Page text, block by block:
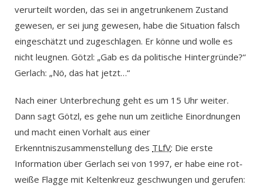
verurteilt worden, das sei in angetrunkenem Zustand
gewesen, er sei jung gewesen, habe die Situation falsch
eingeschätzt und zugeschlagen. Er könne und wolle es
nicht leugnen. Götzl: „Gab es da politische Hintergründe?“
Gerlach: „Nö, das hat jetzt…“
Nach einer Unterbrechung geht es um 15 Uhr weiter.
Dann sagt Götzl, es gehe nun um zeitliche Einordnungen
und macht einen Vorhalt aus einer
Erkenntniszusammenstellung des TLfV: Die erste
Information über Gerlach sei von 1997, er habe eine rot-
weiße Flagge mit Keltenkreuz geschwungen und gerufen: